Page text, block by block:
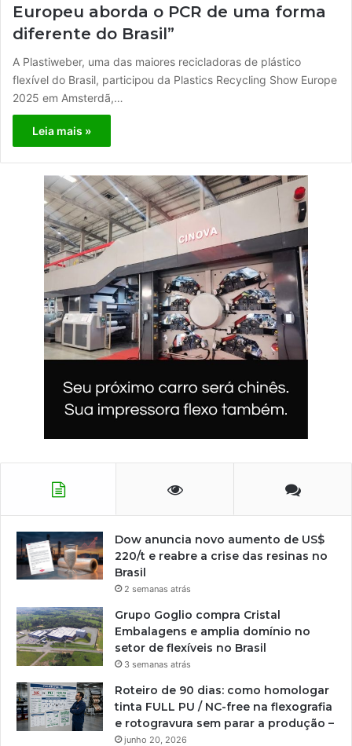
Europeu aborda o PCR de uma forma
diferente do Brasil”
A Plastiweber, uma das maiores recicladoras de plástico
flexível do Brasil, participou da Plastics Recycling Show Europe
2025 em Amsterdã,…
Leia mais »
Dow anuncia novo aumento de US$
220/t e reabre a crise das resinas no
Brasil
2 semanas atrás
Grupo Goglio compra Cristal
Embalagens e amplia domínio no
setor de flexíveis no Brasil
3 semanas atrás
Roteiro de 90 dias: como homologar
tinta FULL PU / NC-free na flexografia
e rotogravura sem parar a produção –
junho 20, 2026